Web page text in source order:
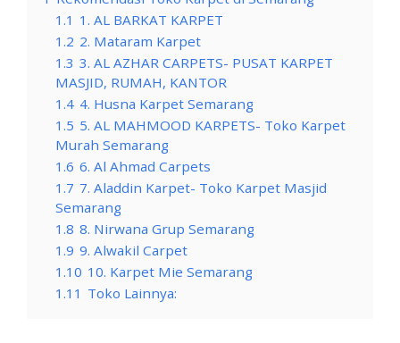
1.1 1. AL BARKAT KARPET
1.2 2. Mataram Karpet
1.3 3. AL AZHAR CARPETS- PUSAT KARPET
MASJID, RUMAH, KANTOR
1.4 4. Husna Karpet Semarang
1.5 5. AL MAHMOOD KARPETS- Toko Karpet
Murah Semarang
1.6 6. Al Ahmad Carpets
1.7 7. Aladdin Karpet- Toko Karpet Masjid
Semarang
1.8 8. Nirwana Grup Semarang
1.9 9. Alwakil Carpet
1.10 10. Karpet Mie Semarang
1.11 Toko Lainnya: